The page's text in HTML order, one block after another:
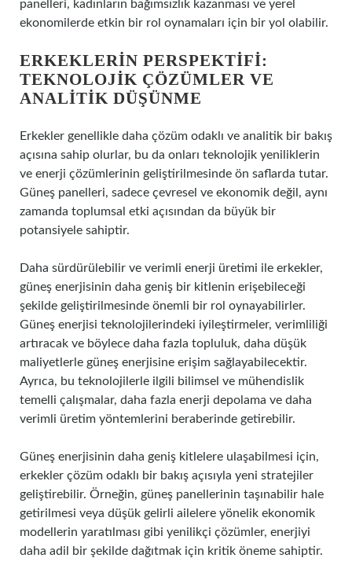
panelleri, kadınların bağımsızlık kazanması ve yerel
ekonomilerde etkin bir rol oynamaları için bir yol olabilir.
ERKEKLERIN PERSPEKTIFI:
TEKNOLOJIK ÇÖZÜMLER VE
ANALITIK DÜŞÜNME
Erkekler genellikle daha çözüm odaklı ve analitik bir bakış
açısına sahip olurlar, bu da onları teknolojik yeniliklerin
ve enerji çözümlerinin geliştirilmesinde ön saflarda tutar.
Güneş panelleri, sadece çevresel ve ekonomik değil, aynı
zamanda toplumsal etki açısından da büyük bir
potansiyele sahiptir.
Daha sürdürülebilir ve verimli enerji üretimi ile erkekler,
güneş enerjisinin daha geniş bir kitlenin erişebileceği
şekilde geliştirilmesinde önemli bir rol oynayabilirler.
Güneş enerjisi teknolojilerindeki iyileştirmeler, verimliliği
artıracak ve böylece daha fazla topluluk, daha düşük
maliyetlerle güneş enerjisine erişim sağlayabilecektir.
Ayrıca, bu teknolojilerle ilgili bilimsel ve mühendislik
temelli çalışmalar, daha fazla enerji depolama ve daha
verimli üretim yöntemlerini beraberinde getirebilir.
Güneş enerjisinin daha geniş kitlelere ulaşabilmesi için,
erkekler çözüm odaklı bir bakış açısıyla yeni stratejiler
geliştirebilir. Örneğin, güneş panellerinin taşınabilir hale
getirilmesi veya düşük gelirli ailelere yönelik ekonomik
modellerin yaratılması gibi yenilikçi çözümler, enerjiyi
daha adil bir şekilde dağıtmak için kritik öneme sahiptir.